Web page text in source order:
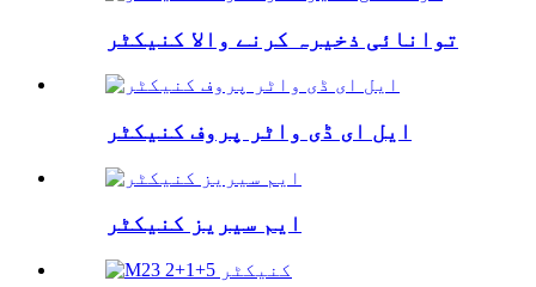
توانائی ذخیرہ کرنے والا کنیکٹر
ایل ای ڈی واٹر پروف کنیکٹر
ایم سیریز کنیکٹر